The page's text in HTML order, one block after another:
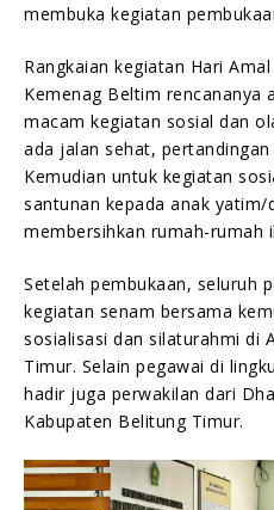
membuka kegiatan
Rangkaian kegiatan Hari
Kemenag Beltim rencananya
macam kegiatan sosial dan
ada jalan sehat,
Kemudian untuk kegiatan
santunan kepada anak
membersihkan rumah-rumah
Setelah pembukaan, seluruh
kegiatan senam bersama
sosialisasi dan silaturahmi di
Timur. Selain pegawai di
hadir juga perwakilan dari
Kabupaten Belitung Timur.